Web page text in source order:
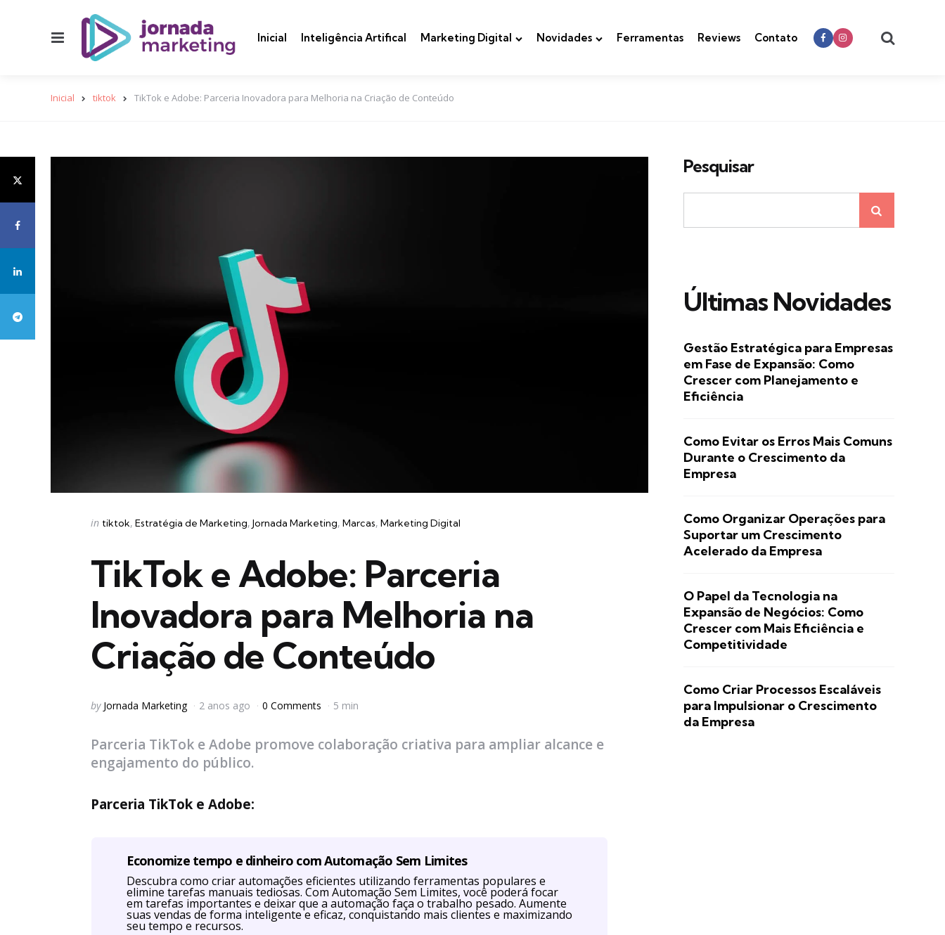
Inicial Inteligência Artifical Marketing Digital Novidades Ferramentas Reviews Contato
Inicial tiktok TikTok e Adobe: Parceria Inovadora para Melhoria na Criação de Conteúdo
Categories
Posted
in tiktok Estratégia de Marketing Jornada Marketing Marcas Marketing Digital
TikTok e Adobe: Parceria
Inovadora para Melhoria na
Criação de Conteúdo
Posted
by Jornada Marketing 2 anos ago 0 Comments 5 min
Parceria TikTok e Adobe promove colaboração criativa para ampliar alcance e
engajamento do público.
Parceria TikTok e Adobe:
Economize tempo e dinheiro com Automação Sem Limites
Descubra como criar automações eficientes utilizando ferramentas populares e
elimine tarefas manuais tediosas. Com Automação Sem Limites, você poderá focar
em tarefas importantes e deixar que a automação faça o trabalho pesado. Aumente
suas vendas de forma inteligente e eficaz, conquistando mais clientes e maximizando
seu tempo e recursos.
Pesquisar
Últimas Novidades
Gestão Estratégica para Empresas
em Fase de Expansão: Como
Crescer com Planejamento e
Eficiência
Como Evitar os Erros Mais Comuns
Durante o Crescimento da
Empresa
Como Organizar Operações para
Suportar um Crescimento
Acelerado da Empresa
O Papel da Tecnologia na
Expansão de Negócios: Como
Crescer com Mais Eficiência e
Competitividade
Como Criar Processos Escaláveis
para Impulsionar o Crescimento
da Empresa